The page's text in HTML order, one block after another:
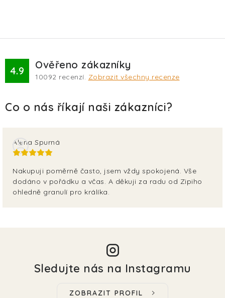
4.9 Ověřeno zákazníky
10092 recenzí. Zobrazit všechny recenze
Alena Spurná
Nakupuji poměrně často, jsem vždy spokojená. Vše
dodáno v pořádku a včas. A děkuji za radu od Zipiho
ohledně granulí pro králíka.
Sledujte nás na Instagramu
ZOBRAZIT PROFIL